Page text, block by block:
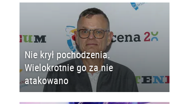
Nie krył pochodzenia.
Wielokrotnie go za nie
atakowano